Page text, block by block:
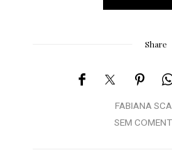
Share
FABIANA
SEM